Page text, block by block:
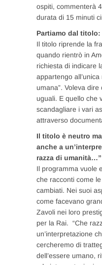
ospiti, commenterà
durata di 15 minuti
Partiamo dal titolo:
Il titolo riprende la
quando rientrò in
richiesta di indicare
appartengo
umana”. Voleva
uguali. E quello che
scandagliare i vari
attraverso
Il titolo è neutro
anche a
razza di umanità…”
Il programma vuole
che racconti come
cambiati. Nei suoi
come facevano
Zavoli nei loro
per la Rai. “Che
un’interpretazione
cercheremo di
dell’essere umano,